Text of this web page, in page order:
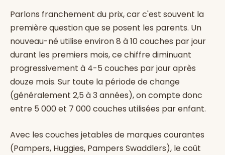
Parlons franchement du prix, car c'est souvent la
première question que se posent les parents. Un
nouveau-né utilise environ 8 à 10 couches par jour
durant les premiers mois, ce chiffre diminuant
progressivement à 4-5 couches par jour après
douze mois. Sur toute la période de change
(généralement 2,5 à 3 années), on compte donc
entre 5 000 et 7 000 couches utilisées par enfant.
Avec les couches jetables de marques courantes
(Pampers, Huggies, Pampers Swaddlers), le coût